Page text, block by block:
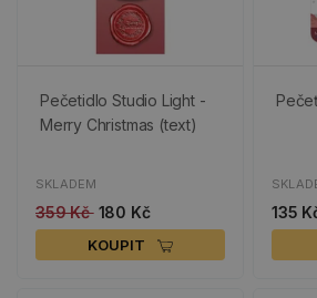
Pečetidlo Studio Light -
Merry Christmas (text)
SKLADEM
359 Kč 180 Kč
KOUPIT
135